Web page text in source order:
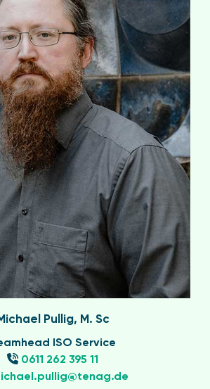
Pullig, M. Sc
ISO Service
0611 262 395 11